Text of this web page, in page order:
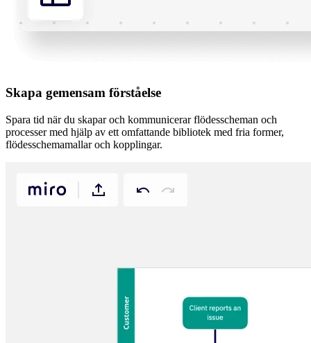
Skapa gemensam förståelse
Spara tid när du skapar och kommunicerar flödesscheman och
processer med hjälp av ett omfattande bibliotek med fria former,
flödesschemamallar och kopplingar.